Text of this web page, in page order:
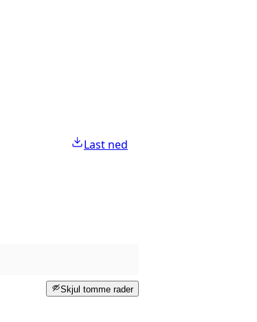
Last ned
Skjul tomme rader